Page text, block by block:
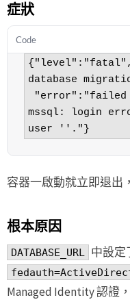
症狀
Code
database
mssql: login
user ''."}
容器一啟動就立即退出
根本原因
DATABASE_URL 中設定
Managed Identity 認證